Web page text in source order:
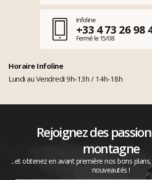
Infoline
+33 4 73 26 98
Fermé le 15/08
Horaire Infoline
Lundi au Vendredi 9h-13h / 14h-18h
Rejoignez des
montagne
...et obtenez en avant première nos bons
nouveautés !